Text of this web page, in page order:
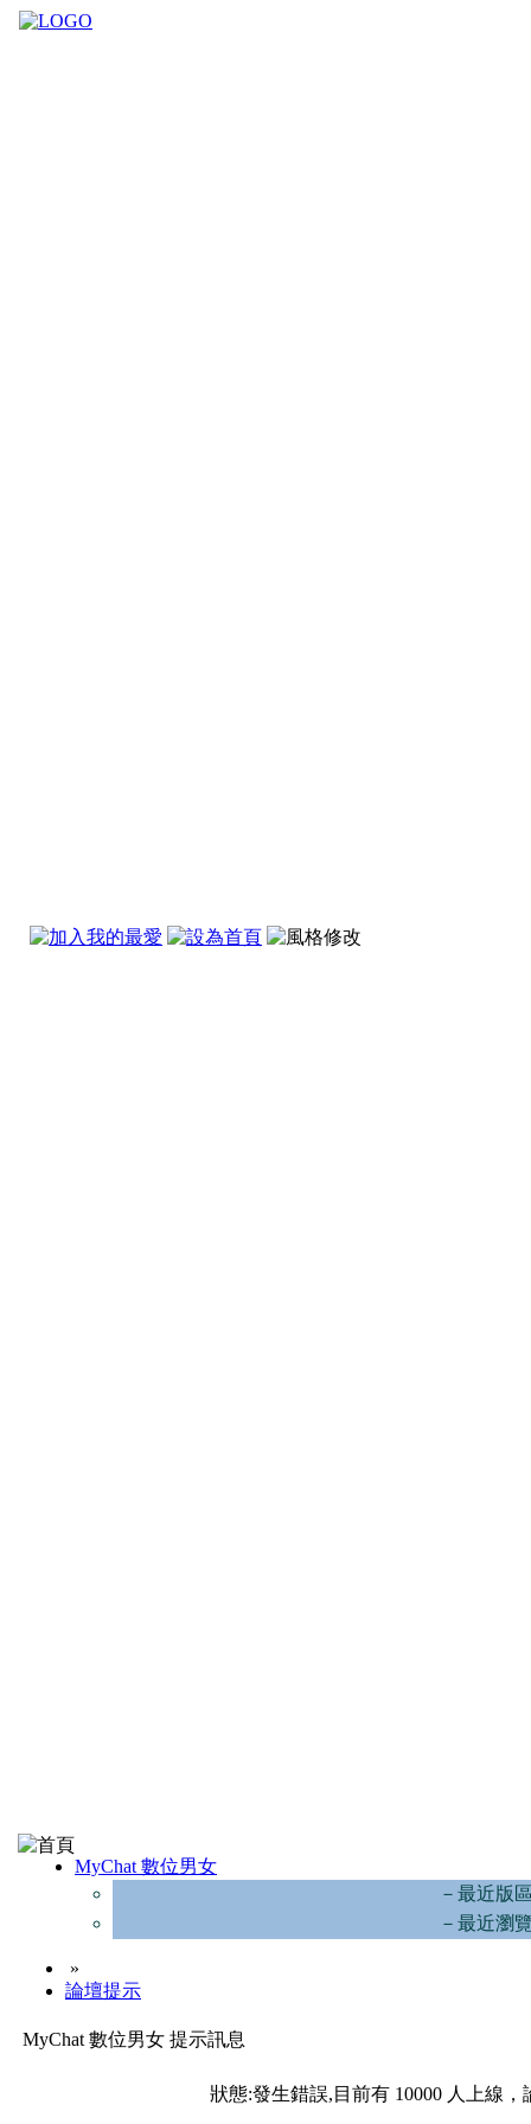
MyChat 數位男女
－最近版
－最近瀏
»
論壇提示
MyChat 數位男女 提示訊息
狀態:發生錯誤,目前有 10000 人上線